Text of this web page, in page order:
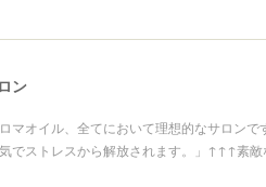
ン
マオイル、全てにおいて理想的なサロンで
でストレスから解放されます。」↑↑↑素敵